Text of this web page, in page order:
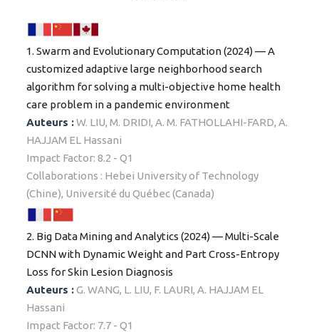
1. Swarm and Evolutionary Computation (2024) — A
customized adaptive large neighborhood search
algorithm for solving a multi-objective home health
care problem in a pandemic environment
Auteurs :W. LIU, M. DRIDI, A. M. FATHOLLAHI-FARD, A.
HAJJAM EL Hassani
Impact Factor: 8.2 - Q1
Collaborations : Hebei University of Technology
(Chine), Université du Québec (Canada)
2. Big Data Mining and Analytics (2024) — Multi-Scale
DCNN with Dynamic Weight and Part Cross-Entropy
Loss for Skin Lesion Diagnosis
Auteurs :G. WANG, L. LIU, F. LAURI, A. HAJJAM EL
Hassani
Impact Factor: 7.7 - Q1